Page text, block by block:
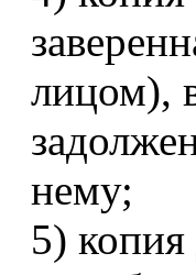
лицом),
нему;
5) копия